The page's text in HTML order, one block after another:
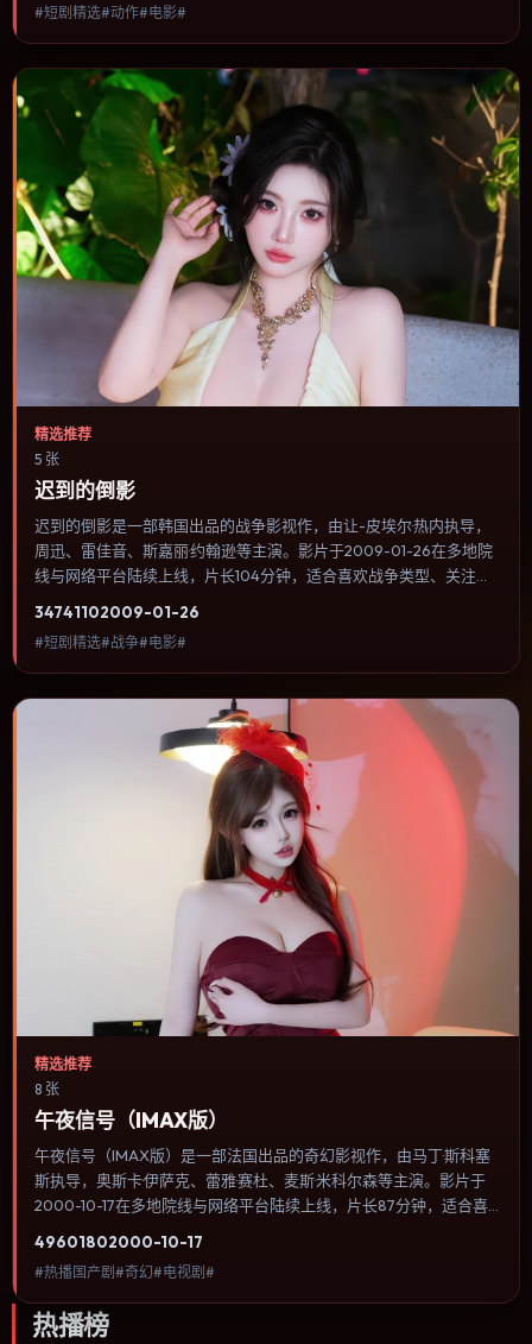
听语言统一，可作为休闲观影或类型片补片的选择。
#短剧精选#动作#电影#
精选推荐
5 张
迟到的倒影
迟到的倒影是一部韩国出品的战争影视作，由让-皮埃尔·热内执导，
周迅、雷佳音、斯嘉丽·约翰逊等主演。影片于2009-01-26在多地院
线与网络平台陆续上线，片长104分钟，适合喜欢战争类型、关注人
与视听语言统一，可作为休闲观影或类型片补片的选择。
34741102009-01-26
#短剧精选#战争#电影#
精选推荐
8 张
午夜信号（IMAX版）
午夜信号（IMAX版）是一部法国出品的奇幻影视作，由马丁·斯科塞
斯执导，奥斯卡·伊萨克、蕾雅·赛杜、麦斯·米科尔森等主演。影片于
2000-10-17在多地院线与网络平台陆续上线，片长87分钟，适合喜
选择与情节推进，节奏与视听语言统一，可作为休闲观影或类型片补
片的选择。
49601802000-10-17
#热播国产剧#奇幻#电视剧#
热播榜